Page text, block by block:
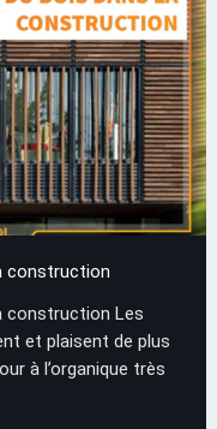
construction
construction Les
et plaisent de plus
à l’organique très